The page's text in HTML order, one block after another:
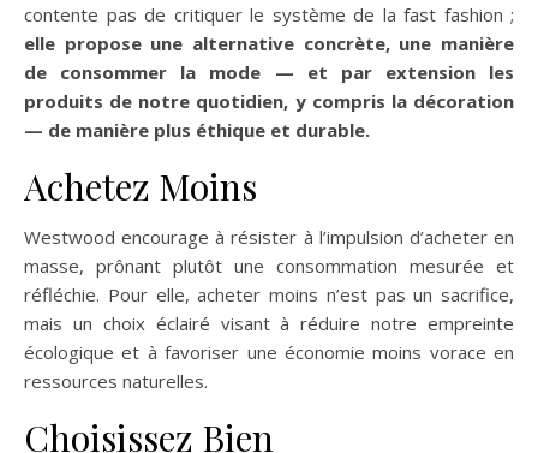
contente pas de critiquer le système de la fast fashion ;
elle propose une alternative concrète, une manière
de consommer la mode — et par extension les
produits de notre quotidien, y compris la décoration
— de manière plus éthique et durable.
Achetez Moins
Westwood encourage à résister à l’impulsion d’acheter en
masse, prônant plutôt une consommation mesurée et
réfléchie. Pour elle, acheter moins n’est pas un sacrifice,
mais un choix éclairé visant à réduire notre empreinte
écologique et à favoriser une économie moins vorace en
ressources naturelles.
Choisissez Bien